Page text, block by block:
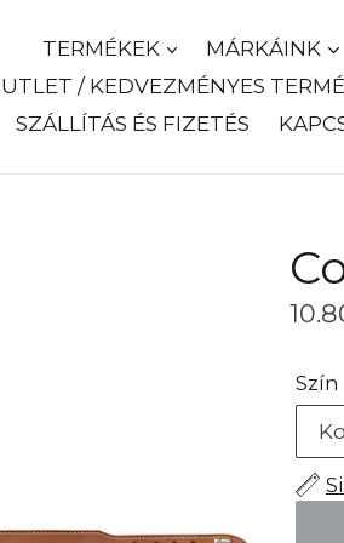
TERMÉKEK MÁRKÁINK
/ KEDVEZMÉNYES
SZÁLLÍTÁS ÉS FIZETÉS
Ár
Szín